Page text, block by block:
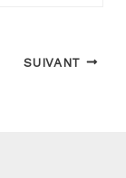
SUIVANT